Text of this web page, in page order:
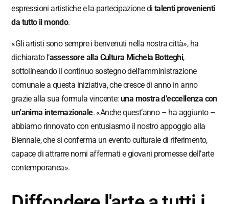
espressioni artistiche e la partecipazione di talenti provenienti
da tutto il mondo.
«Gli artisti sono sempre i benvenuti nella nostra città», ha
dichiarato l’assessore alla Cultura Michela Botteghi,
sottolineando il continuo sostegno dell’amministrazione
comunale a questa iniziativa, che cresce di anno in anno
grazie alla sua formula vincente:una mostra d’eccellenza con
un’anima internazionale. «Anche quest’anno – ha aggiunto –
abbiamo rinnovato con entusiasmo il nostro appoggio alla
Biennale, che si conferma un evento culturale di riferimento,
capace di attrarre nomi affermati e giovani promesse dell’arte
contemporanea».